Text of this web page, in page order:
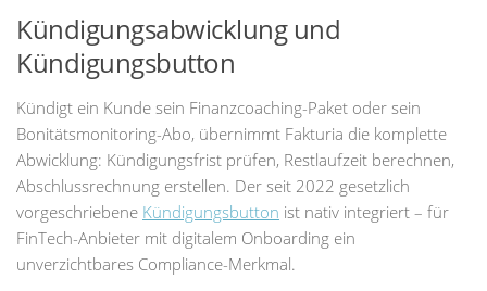
Kündigungsabwicklung und
Kündigungsbutton
Kündigt ein Kunde sein Finanzcoaching-Paket oder sein
Bonitätsmonitoring-Abo, übernimmt Fakturia die komplette
Abwicklung: Kündigungsfrist prüfen, Restlaufzeit berechnen,
Abschlussrechnung erstellen. Der seit 2022 gesetzlich
vorgeschriebene Kündigungsbutton ist nativ integriert – für
FinTech-Anbieter mit digitalem Onboarding ein
unverzichtbares Compliance-Merkmal.